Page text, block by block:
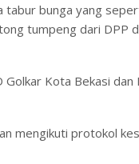
tabur bunga yang
tumpeng dari DPP
Kota Bekasi dan
mengikuti protokol